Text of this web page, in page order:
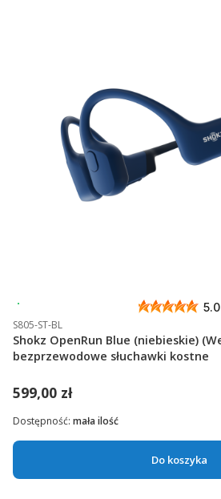
5.0
S805-ST-BL
Shokz OpenRun Blue (niebieskie) (Wersja USB-C) -
bezprzewodowe słuchawki kostne
599,00 zł
Do koszyka
Dostępność: mała ilość